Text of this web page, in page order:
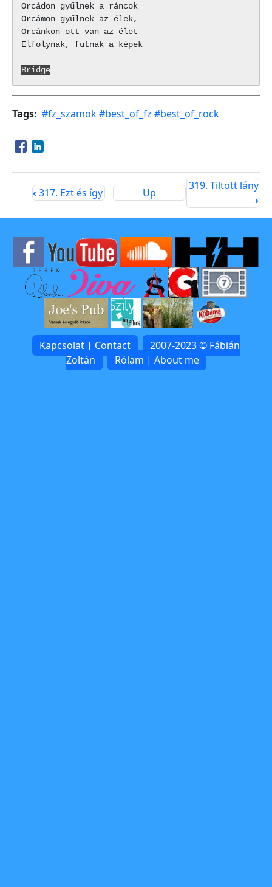
Orcádon gyűlnek a ráncok
Orcámon gyűlnek az élek,
Orcánkon ott van az élet
Elfolynak, futnak a képek
Bridge
Tags #fz_szamok#best_of_fz #best_of_rock
Opens in a new window
Opens in a new window
‹ 317. Ezt és így Up
319. Tiltott lány
›
Kapcsolat | Contact
2007-2023 © Fábián
Zoltán
Rólam | About me